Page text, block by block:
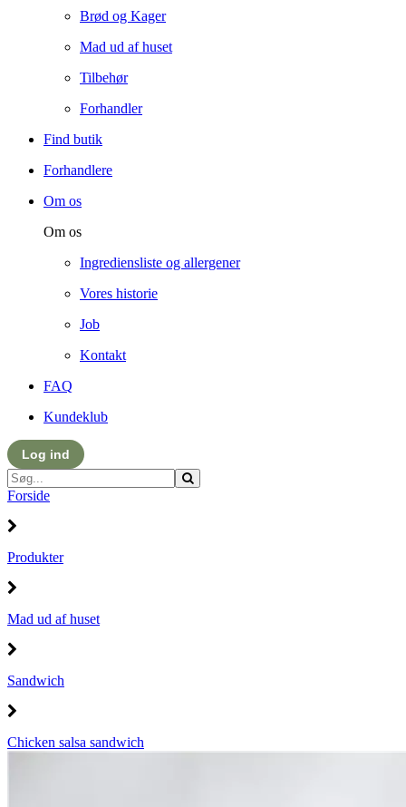
Brød og Kager
Mad ud af huset
Tilbehør
Forhandler
Find butik
Forhandlere
Om os
Om os
Ingrediensliste og allergener
Vores historie
Job
Kontakt
FAQ
Kundeklub
Log ind
Forside
Produkter
Mad ud af huset
Sandwich
Chicken salsa sandwich